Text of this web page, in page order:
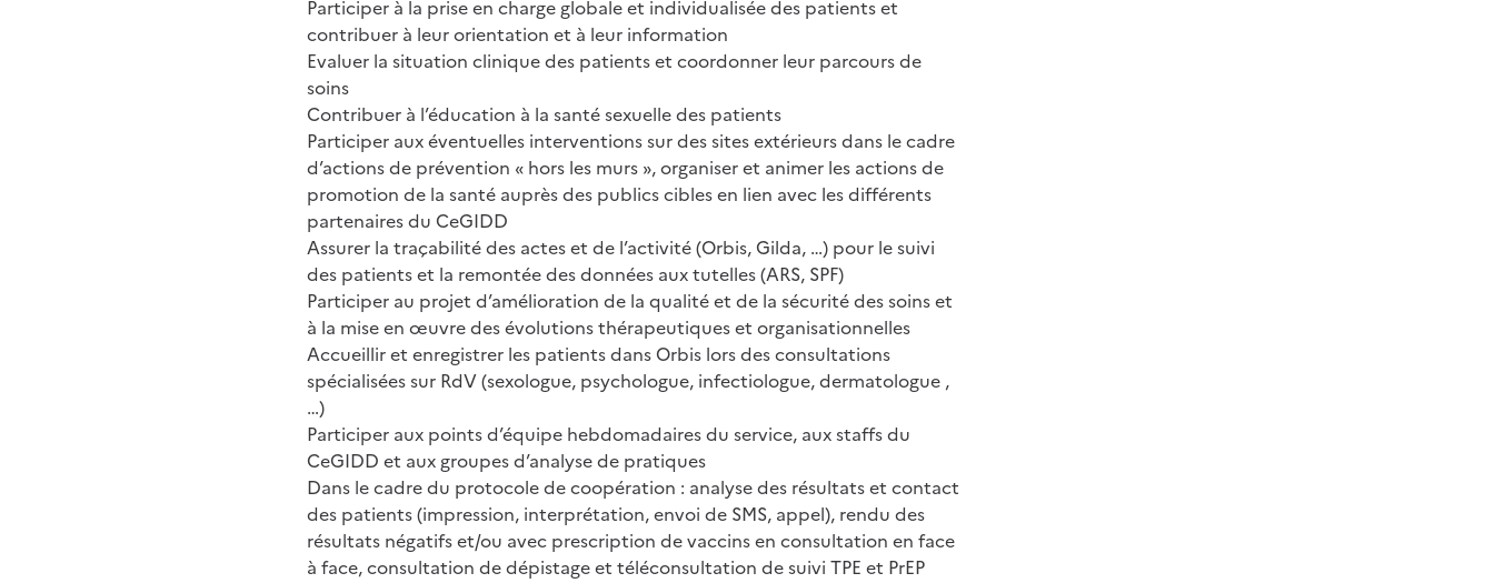
Participer à la prise en charge globale et individualisée des patients et
contribuer à leur orientation et à leur information
Evaluer la situation clinique des patients et coordonner leur parcours de
soins
Contribuer à l’éducation à la santé sexuelle des patients
Participer aux éventuelles interventions sur des sites extérieurs dans le cadre
d’actions de prévention « hors les murs », organiser et animer les actions de
promotion de la santé auprès des publics cibles en lien avec les différents
partenaires du CeGIDD
Assurer la traçabilité des actes et de l’activité (Orbis, Gilda, …) pour le suivi
des patients et la remontée des données aux tutelles (ARS, SPF)
Participer au projet d’amélioration de la qualité et de la sécurité des soins et
à la mise en œuvre des évolutions thérapeutiques et organisationnelles
Accueillir et enregistrer les patients dans Orbis lors des consultations
spécialisées sur RdV (sexologue, psychologue, infectiologue, dermatologue ,
…)
Participer aux points d’équipe hebdomadaires du service, aux staffs du
CeGIDD et aux groupes d’analyse de pratiques
Dans le cadre du protocole de coopération : analyse des résultats et contact
des patients (impression, interprétation, envoi de SMS, appel), rendu des
résultats négatifs et/ou avec prescription de vaccins en consultation en face
à face, consultation de dépistage et téléconsultation de suivi TPE et PrEP